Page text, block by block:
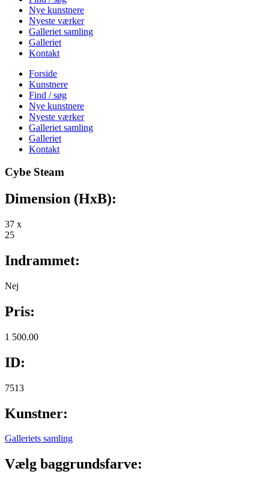
Nye kunstnere
Nyeste værker
Galleriet samling
Galleriet
Kontakt
Forside
Kunstnere
Find / søg
Nye kunstnere
Nyeste værker
Galleriet samling
Galleriet
Kontakt
Cybe Steam
Dimension (HxB):
37 x
25
Indrammet:
Nej
Pris:
1 500.00
ID:
7513
Kunstner:
Galleriets samling
Vælg baggrundsfarve: